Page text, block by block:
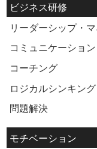
ビジネス研修
リーダーシップ・
コミュニケーショ
コーチング
ロジカルシンキング
問題解決
モチベーション